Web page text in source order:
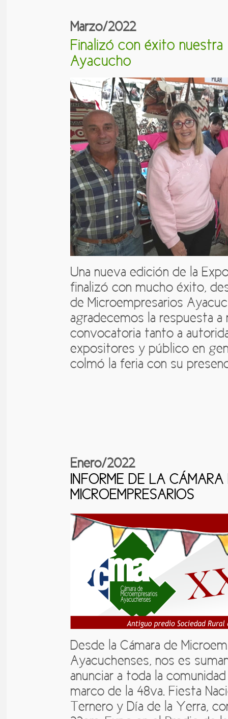
Marzo/2022
Finalizó con éxito
Ayacucho
Una nueva edición de la
finalizó con mucho éxito,
de Microempresarios
agradecemos la respuesta a
convocatoria tanto a
expositores y público en
colmó la feria con su
Enero/2022
INFORME DE LA CÁMARA
MICROEMPRESARIOS
Desde la Cámara de
Ayacuchenses, nos es
anunciar a toda la
marco de la 48va. Fiesta
Ternero y Día de la Yerra,